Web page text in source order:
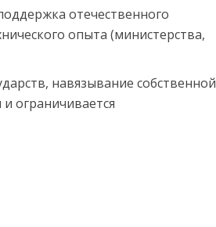
отечественного
опыта (министерства,
навязывание собственной
ограничивается